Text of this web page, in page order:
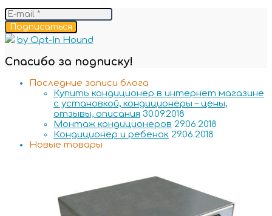
Подписаться
by Opt-In Hound
Спасибо за подписку!
Последние записи блога
Купить кондиционер в интернет магазине
с установкой, кондиционеры – цены,
отзывы, описания 30.09.2018
Монтаж кондиционеров 29.06.2018
Кондиционер и ребенок 29.06.2018
Новые товары